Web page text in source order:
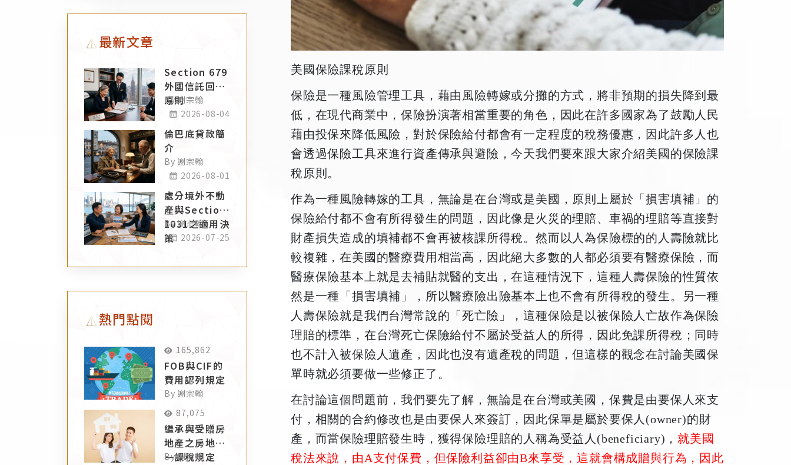
最新文章
Section 679
外國信託回溯
原則
By 謝宗翰
2026-08-04
倫巴底貸款簡
介
By 謝宗翰
2026-08-01
處分境外不動
產與Section
1031之適用決
策
By 謝宗翰
2026-07-25
熱門點閱
165,862
FOB與CIF的
費用認列規定
By 謝宗翰
87,075
繼承與受贈房
地產之房地合
一課稅規定
By 謝宗翰
美國保險課稅原則
保險是一種風險管理工具，藉由風險轉嫁或分攤的方式，將非預期的損失降到最
低，在現代商業中，保險扮演著相當重要的角色，因此在許多國家為了鼓勵人民
藉由投保來降低風險，對於保險給付都會有一定程度的稅務優惠，因此許多人也
會透過保險工具來進行資產傳承與避險，今天我們要來跟大家介紹美國的保險課
稅原則。
作為一種風險轉嫁的工具，無論是在台灣或是美國，原則上屬於「損害填補」的
保險給付都不會有所得發生的問題，因此像是火災的理賠、車禍的理賠等直接對
財產損失造成的填補都不會再被核課所得稅。然而以人為保險標的的人壽險就比
較複雜，在美國的醫療費用相當高，因此絕大多數的人都必須要有醫療保險，而
醫療保險基本上就是去補貼就醫的支出，在這種情況下，這種人壽保險的性質依
然是一種「損害填補」，所以醫療險出險基本上也不會有所得稅的發生。另一種
人壽保險就是我們台灣常說的「死亡險」，這種保險是以被保險人亡故作為保險
理賠的標準，在台灣死亡保險給付不屬於受益人的所得，因此免課所得稅；同時
也不計入被保險人遺產，因此也沒有遺產稅的問題，但這樣的觀念在討論美國保
單時就必須要做一些修正了。
在討論這個問題前，我們要先了解，無論是在台灣或美國，保費是由要保人來支
付，相關的合約修改也是由要保人來簽訂，因此保單是屬於要保人(owner)的財
產，而當保險理賠發生時，獲得保險理賠的人稱為受益人(beneficiary)， 就美國
稅法來說，由A支付保費，但保險利益卻由B來享受，這就會構成贈與行為，因此